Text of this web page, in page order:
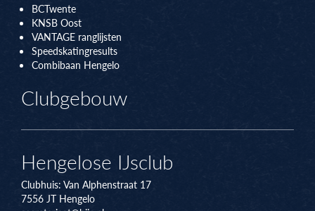
BCTwente
KNSB Oost
VANTAGE ranglijsten
Speedskatingresults
Combibaan Hengelo
Clubgebouw
Hengelose IJsclub
Clubhuis: Van Alphenstraat 17
7556 JT Hengelo